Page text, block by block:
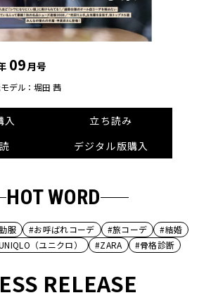
09月号
デル：堀田 茜
入
立ち読み
デジタル版購入
HOT WORD
服 #お呼ばれコーデ #旅コーデ
#結婚
（ユニクロ） #ZARA #骨格診断
RELEASE